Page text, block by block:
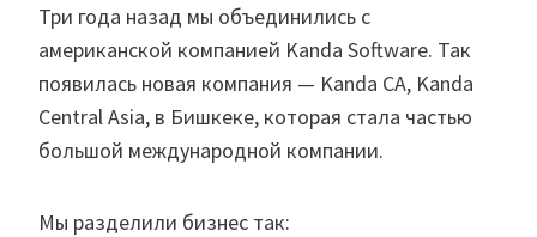
Три года назад мы объединились с
американской компанией Kanda Software. Так
появилась новая компания — Kanda CA, Kanda
Central Asia, в Бишкеке, которая стала частью
большой международной компании.
Мы разделили бизнес так: